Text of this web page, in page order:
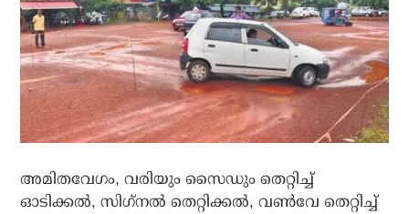
അമിതവേഗം, വരിയും സൈഡും തെറ്റിച്ച്
ഓടിക്കല്‍, സിഗ്‌നല്‍ തെറ്റിക്കല്‍, വണ്‍വേ തെറ്റിച്ച്